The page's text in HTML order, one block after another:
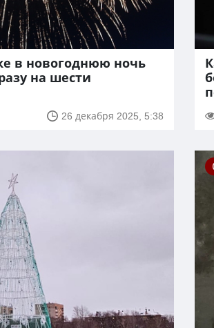
в новогоднюю ночь
на шести
26 декабря 2025, 5:38